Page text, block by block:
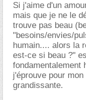
Si j'aime d'un
mais que je ne le
trouve pas beau
"besoins/envies/
humain.... alors la
est-ce si beau ?"
fondamentalement
j'éprouve pour
grandissante.